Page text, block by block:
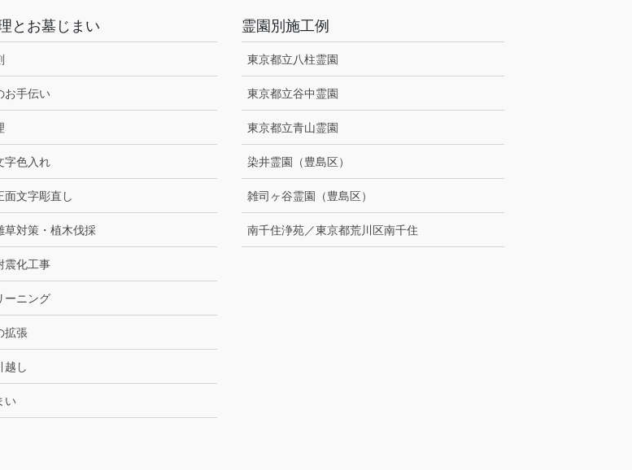
とお墓じまい
お手伝い
字色入れ
面文字彫直し
草対策・植木伐採
震化工事
ーニング
拡張
越し
い
霊園別施工例
東京都立八柱霊園
東京都立谷中霊園
東京都立青山霊園
染井霊園（豊島区）
雑司ヶ谷霊園（豊島区）
南千住浄苑／東京都荒川区南千住